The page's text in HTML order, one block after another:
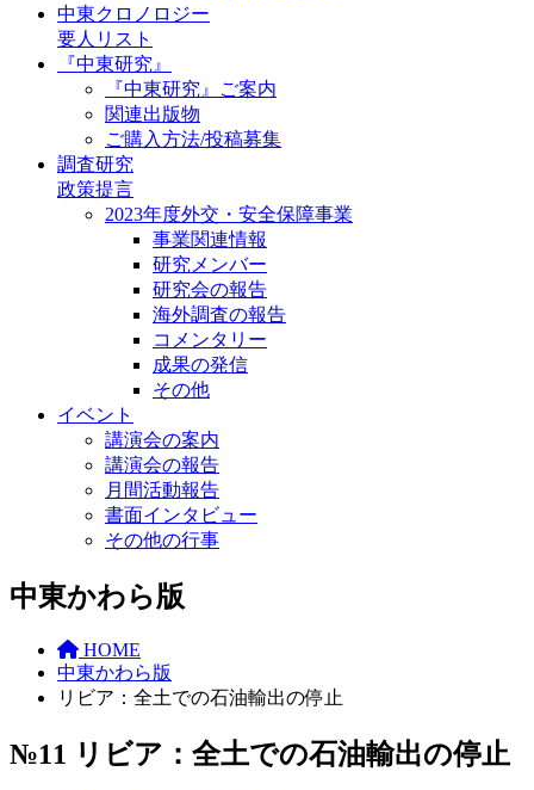
中東クロノロジー
要人リスト
『中東研究』
『中東研究』ご案内
関連出版物
ご購入方法/投稿募集
調査研究
政策提言
2023年度外交・安全保障事業
事業関連情報
研究メンバー
研究会の報告
海外調査の報告
コメンタリー
成果の発信
その他
イベント
講演会の案内
講演会の報告
月間活動報告
書面インタビュー
その他の行事
中東かわら版
HOME
中東かわら版
リビア：全土での石油輸出の停止
№11 リビア：全土での石油輸出の停止